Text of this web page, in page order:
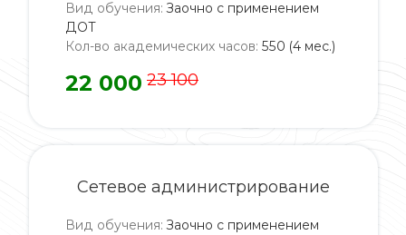
Вид обучения: Заочно с применением
ДОТ
Кол-во академических часов: 550 (4 мес.)
22 000 23 100
Сетевое администрирование
Вид обучения: Заочно с применением